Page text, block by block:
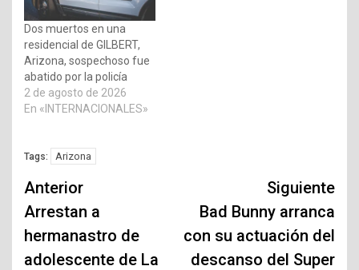
Dos muertos en una
residencial de GILBERT,
Arizona, sospechoso fue
abatido por la policía
2 de agosto de 2026
En «INTERNACIONALES»
Tags: Arizona
Navegación
de
entradas
Anterior
Arrestan a
hermanastro de
adolescente de La
Siguiente
Bad Bunny arranca
con su actuación del
descanso del Super